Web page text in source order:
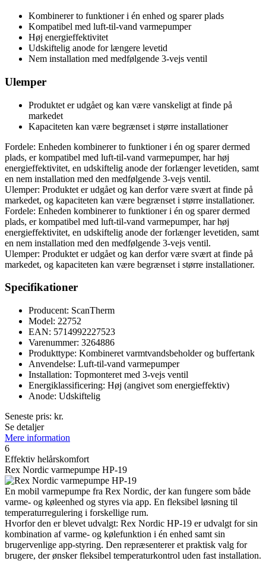
Kombinerer to funktioner i én enhed og sparer plads
Kompatibel med luft-til-vand varmepumper
Høj energieffektivitet
Udskiftelig anode for længere levetid
Nem installation med medfølgende 3-vejs ventil
Ulemper
Produktet er udgået og kan være vanskeligt at finde på
markedet
Kapaciteten kan være begrænset i større installationer
Fordele: Enheden kombinerer to funktioner i én og sparer dermed
plads, er kompatibel med luft-til-vand varmepumper, har høj
energieffektivitet, en udskiftelig anode der forlænger levetiden, samt
en nem installation med den medfølgende 3-vejs ventil.
Ulemper: Produktet er udgået og kan derfor være svært at finde på
markedet, og kapaciteten kan være begrænset i større installationer.
Fordele: Enheden kombinerer to funktioner i én og sparer dermed
plads, er kompatibel med luft-til-vand varmepumper, har høj
energieffektivitet, en udskiftelig anode der forlænger levetiden, samt
en nem installation med den medfølgende 3-vejs ventil.
Ulemper: Produktet er udgået og kan derfor være svært at finde på
markedet, og kapaciteten kan være begrænset i større installationer.
Specifikationer
Producent: ScanTherm
Model: 22752
EAN: 5714992227523
Varenummer: 3264886
Produkttype: Kombineret varmtvandsbeholder og buffertank
Anvendelse: Luft-til-vand varmepumper
Installation: Topmonteret med 3-vejs ventil
Energiklassificering: Høj (angivet som energieffektiv)
Anode: Udskiftelig
Seneste pris: kr.
Se detaljer
Mere information
6
Effektiv helårskomfort
Rex Nordic varmepumpe HP-19
En mobil varmepumpe fra Rex Nordic, der kan fungere som både
varme- og køleenhed og styres via app. En fleksibel løsning til
temperaturregulering i forskellige rum.
Hvorfor den er blevet udvalgt: Rex Nordic HP-19 er udvalgt for sin
kombination af varme- og kølefunktion i én enhed samt sin
brugervenlige app-styring. Den repræsenterer et praktisk valg for
brugere, der ønsker fleksibel temperaturkontrol uden fast installation.